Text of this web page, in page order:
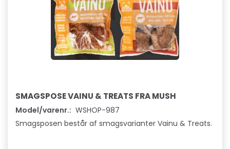
SMAGSPOSE VAINU & TREATS FRA MUSH
Model/varenr.: WSHOP-987
Smagsposen består af smagsvarianter Vainu & Treats.